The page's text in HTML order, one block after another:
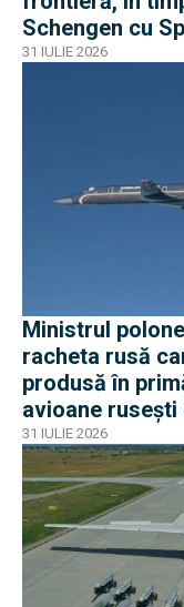
Schengen cu
31 IULIE 2026
Ministrul
racheta rusă
produsă în
avioane
apropiat de
31 IULIE 2026